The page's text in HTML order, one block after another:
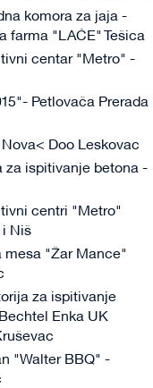
komora za jaja -
farma "LAĆE" Tešica
centar "Metro" -
Petlovača Prerada
Doo Leskovac
za ispitivanje betona -
centri "Metro"
i Niš
mesa "Žar Mance"
za ispitivanje
Enka UK
"Walter BBQ" -